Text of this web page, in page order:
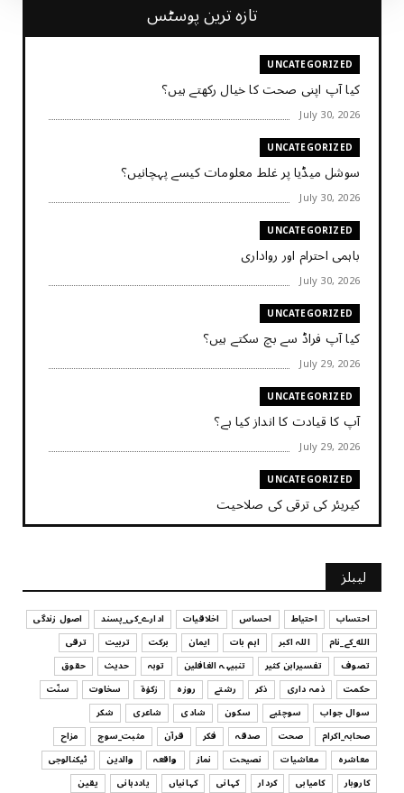
تازہ ترین پوسٹس
UNCATEGORIZED
کیا آپ اپنی صحت کا خیال رکھتے ہیں؟
July 30, 2026
UNCATEGORIZED
سوشل میڈیا پر غلط معلومات کیسے پہچانیں؟
July 30, 2026
UNCATEGORIZED
باہمی احترام اور رواداری
July 30, 2026
UNCATEGORIZED
کیا آپ فراڈ سے بچ سکتے ہیں؟
July 29, 2026
UNCATEGORIZED
آپ کا قیادت کا انداز کیا ہے؟
July 29, 2026
UNCATEGORIZED
کیریئر کی ترقی کی صلاحیت
July 29, 2026
UNCATEGORIZED
کیا آپ اپنے باس کو مؤثر طریقے سے منظم کر رہے ہیں
July 29, 2026
UNCATEGORIZED
اس وقت آپ کا موڈ کیسا ہے؟
July 29, 2026
UNCATEGORIZED
قرض لینے اور دینے میں ہوشیاری
July 29, 2026
لیبلز
احتساب احتیاط احساس اخلاقیات ادارے_کی_پسند
اصول زندگی
الله_کے_نام
اللہ اکبر اہم بات ایمان برکت تربیت
ترقی
تصوف
تفسیرابن کثیر تنبیہہ الغافلین توبہ حدیث
حقوق
حکمت
ذمہ داری ذکر رشتے روزہ زکوٰۃ سخاوت
سنّت
سوال جواب
سوچئیے سکون شادی شاعری
شکر
صحابہ_اکرام
صحت صدقہ فکر قرآن مثبت_سوچ
مزاح
معاشرہ
معاشیات نصیحت نماز واقعہ والدین
ٹیکنالوجی
کاروبار
کامیابی کردار کہانی کہانیاں یاددہانی یقین